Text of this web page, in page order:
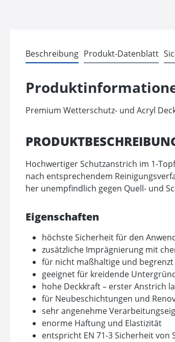
Beschreibung Produkt-Datenblatt
Premium Wetterschutz- und Acryl
Hochwertiger Schutzanstrich im 1-
nach entsprechendem
her unempfindlich gegen Quell- und
Eigenschaften
höchste Sicherheit für den
zusätzliche Imprägnierung mit
für nicht maßhaltige und
geeignet für kreidende
hohe Deckkraft – erster Anstrich
für Neubeschichtungen und
sehr angenehme
enorme Haftung und Elastizität
entspricht EN 71-3 Sicherheit von